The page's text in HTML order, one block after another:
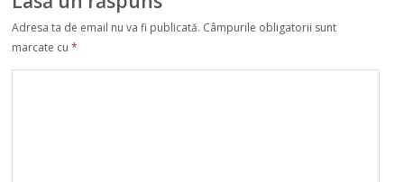
Adresa ta de email nu va fi publicată. Câmpurile obligatorii sunt
marcate cu*